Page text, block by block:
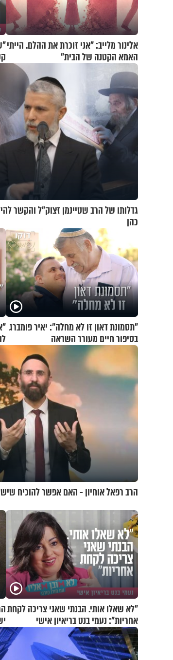
אלינור מלייב: "אני זוכרת את ההלם. הייתי
האמא הקטנה של הבית"
גדלותו של הרב שטיינמן זצוק"ל והקשר
כהן
"תסמונת דאון זו לא מחלה": יאיר פומברג
בסיפור חיים מעורר השראה
הרב רפאל אוחיון - האם אפשר להוכיח
"לא שאלו אותי. הבנתי שאני צריכה לקחת
אחריות": נעמי בנט בריאיון אישי